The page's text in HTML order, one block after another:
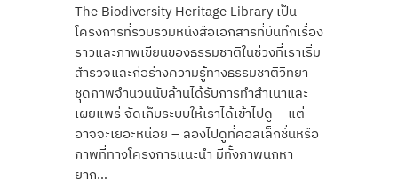
The Biodiversity Heritage Library เป็น
โครงการที่รวบรวมหนังสือเอกสารที่บันทึกเรื่อง
ราวและภาพเขียนของธรรมชาติในช่วงที่เราเริ่ม
สำรวจและก่อร่างความรู้ทางธรรมชาติวิทยา
ชุดภาพจำนวนนับล้านได้รับการทำสำเนาและ
เผยแพร่ จัดเก็บระบบให้เราได้เข้าไปดู – แต่
อาจจะเยอะหน่อย – ลองไปดูที่คอลเล็กชั่นหรือ
ภาพที่ทางโครงการแนะนำ มีทั้งภาพนกหา
ยาก…